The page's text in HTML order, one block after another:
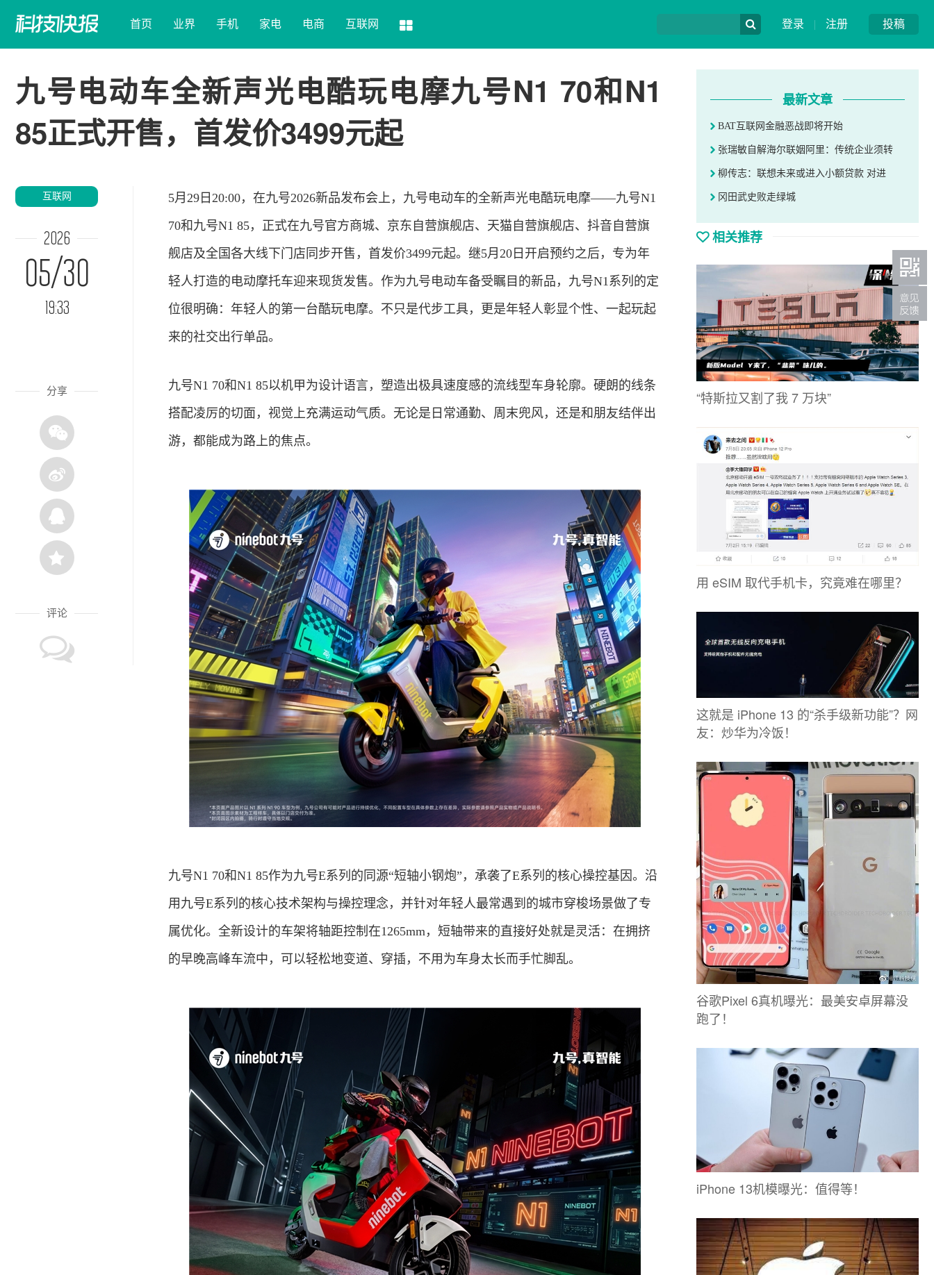
投稿
登录 | 注册
首页 业界 手机 家电 电商 互联网
九号电动车全新声光电酷玩电摩九号N1 70和N1
85正式开售，首发价3499元起
互联网
2026
05/30
19:33
分享
评论
5月29日20:00，在九号2026新品发布会上，九号电动车的全新声光电酷玩电摩——九号N1
70和九号N1 85，正式在九号官方商城、京东自营旗舰店、天猫自营旗舰店、抖音自营旗
舰店及全国各大线下门店同步开售，首发价3499元起。继5月20日开启预约之后，专为年
轻人打造的电动摩托车迎来现货发售。作为九号电动车备受瞩目的新品，九号N1系列的定
位很明确：年轻人的第一台酷玩电摩。不只是代步工具，更是年轻人彰显个性、一起玩起
来的社交出行单品。
九号N1 70和N1 85以机甲为设计语言，塑造出极具速度感的流线型车身轮廓。硬朗的线条
搭配凌厉的切面，视觉上充满运动气质。无论是日常通勤、周末兜风，还是和朋友结伴出
游，都能成为路上的焦点。
九号N1 70和N1 85作为九号E系列的同源“短轴小钢炮”，承袭了E系列的核心操控基因。沿
用九号E系列的核心技术架构与操控理念，并针对年轻人最常遇到的城市穿梭场景做了专
属优化。全新设计的车架将轴距控制在1265mm，短轴带来的直接好处就是灵活：在拥挤
的早晚高峰车流中，可以轻松地变道、穿插，不用为车身太长而手忙脚乱。
最新文章
BAT互联网金融恶战即将开始
张瑞敏自解海尔联姻阿里：传统企业须转
柳传志：联想未来或进入小额贷款 对进
冈田武史败走绿城
相关推荐
“特斯拉又割了我 7 万块”
用 eSIM 取代手机卡，究竟难在哪里？
这就是 iPhone 13 的“杀手级新功能”？网
友：炒华为冷饭！
谷歌Pixel 6真机曝光：最美安卓屏幕没
跑了！
iPhone 13机模曝光：值得等！